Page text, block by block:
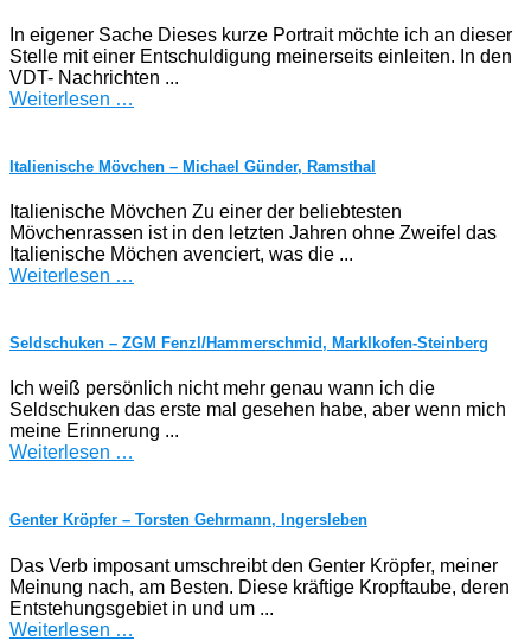
In eigener Sache Dieses kurze Portrait möchte ich an dieser
Stelle mit einer Entschuldigung meinerseits einleiten. In den
VDT- Nachrichten ...
Weiterlesen …
Italienische Mövchen – Michael Günder, Ramsthal
Italienische Mövchen Zu einer der beliebtesten
Mövchenrassen ist in den letzten Jahren ohne Zweifel das
Italienische Möchen avenciert, was die ...
Weiterlesen …
Seldschuken – ZGM Fenzl/Hammerschmid, Marklkofen-Steinberg
Ich weiß persönlich nicht mehr genau wann ich die
Seldschuken das erste mal gesehen habe, aber wenn mich
meine Erinnerung ...
Weiterlesen …
Genter Kröpfer – Torsten Gehrmann, Ingersleben
Das Verb imposant umschreibt den Genter Kröpfer, meiner
Meinung nach, am Besten. Diese kräftige Kropftaube, deren
Entstehungsgebiet in und um ...
Weiterlesen …